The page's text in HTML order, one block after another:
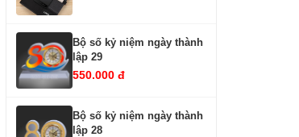
Bộ số kỷ niệm ngày thành
lập 29
550.000 đ
Bộ số kỷ niệm ngày thành
lập 28